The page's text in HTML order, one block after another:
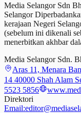
Media Selangor Sdn
Selangor
kerajaan Negeri
(sebelum ini dikenali
menerbitkan akhbar
Media Selangor Sdn.
Aras 11, Menara
14 40000 Shah Alam
5523 5856
Direktori
Email: